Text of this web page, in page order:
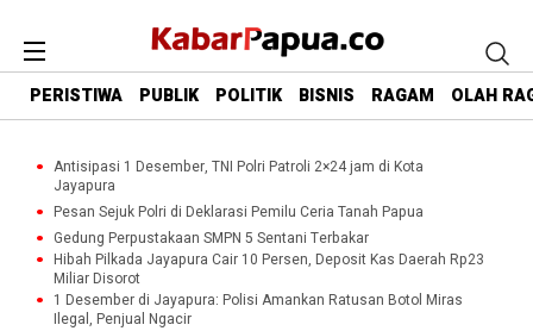
PERISTIWA PUBLIK POLITIK BISNIS RAGAM OLAH
Antisipasi 1 Desember, TNI Polri Patroli 2×24 jam di Kota
Jayapura
Pesan Sejuk Polri di Deklarasi Pemilu Ceria Tanah Papua
Gedung Perpustakaan SMPN 5 Sentani Terbakar
Hibah Pilkada Jayapura Cair 10 Persen, Deposit Kas Daerah Rp23
Miliar Disorot
1 Desember di Jayapura: Polisi Amankan Ratusan Botol Miras
Ilegal, Penjual Ngacir